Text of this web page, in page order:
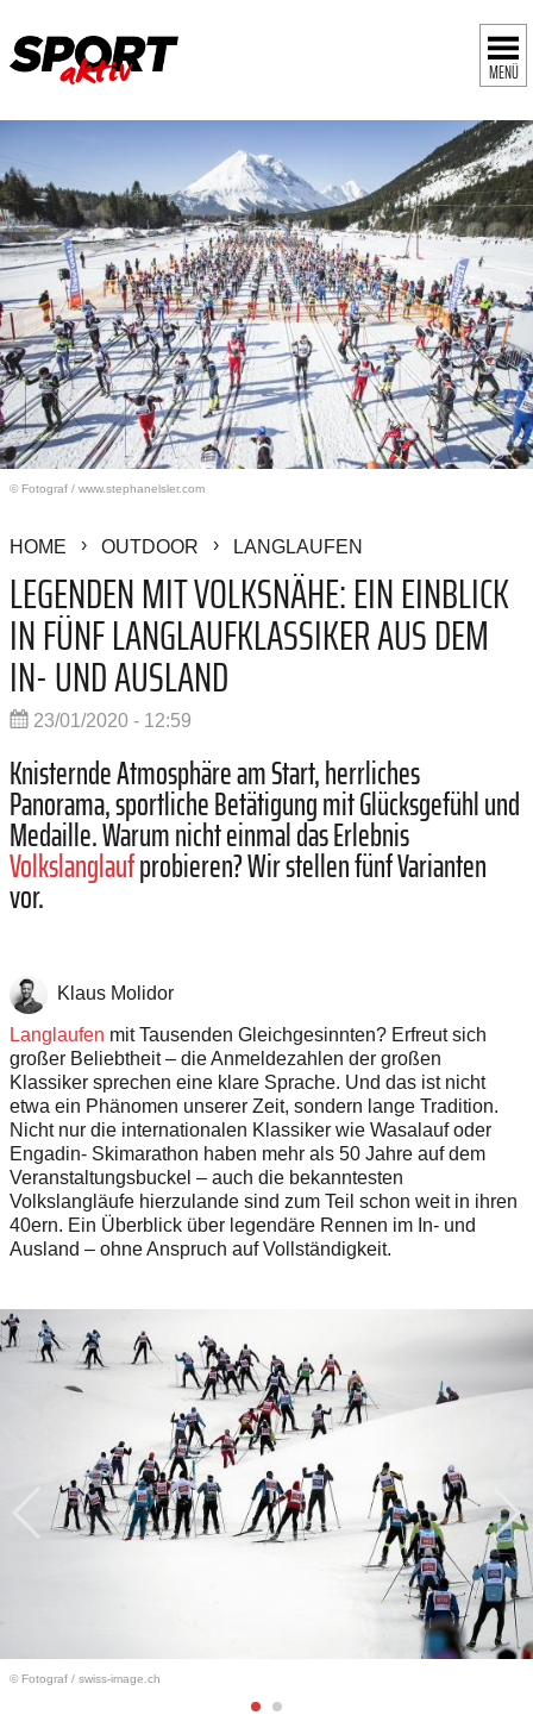
MENÜ
© Fotograf / www.stephanelsler.com
HOME OUTDOOR LANGLAUFEN
LEGENDEN MIT VOLKSNÄHE: EIN EINBLICK
IN FÜNF LANGLAUFKLASSIKER AUS DEM
IN- UND AUSLAND
23/01/2020 - 12:59
Knisternde Atmosphäre am Start, herrliches
Panorama, sportliche Betätigung mit Glücksgefühl und
Medaille. Warum nicht einmal das Erlebnis
Volkslanglaufprobieren? Wir stellen fünf Varianten
vor.
Klaus Molidor
Langlaufen mit Tausenden Gleichgesinnten? Erfreut sich
großer Beliebtheit – die Anmeldezahlen der großen
Klassiker sprechen eine klare Sprache. Und das ist nicht
etwa ein Phänomen unserer Zeit, sondern lange Tradition.
Nicht nur die internationalen Klassiker wie Wasalauf oder
Engadin- Skimarathon haben mehr als 50 Jahre auf dem
Veranstaltungsbuckel – auch die bekanntesten
Volkslangläufe hierzulande sind zum Teil schon weit in ihren
40ern. Ein Überblick über legendäre Rennen im In- und
Ausland – ohne Anspruch auf Vollständigkeit.
© Fotograf / swiss-image.ch